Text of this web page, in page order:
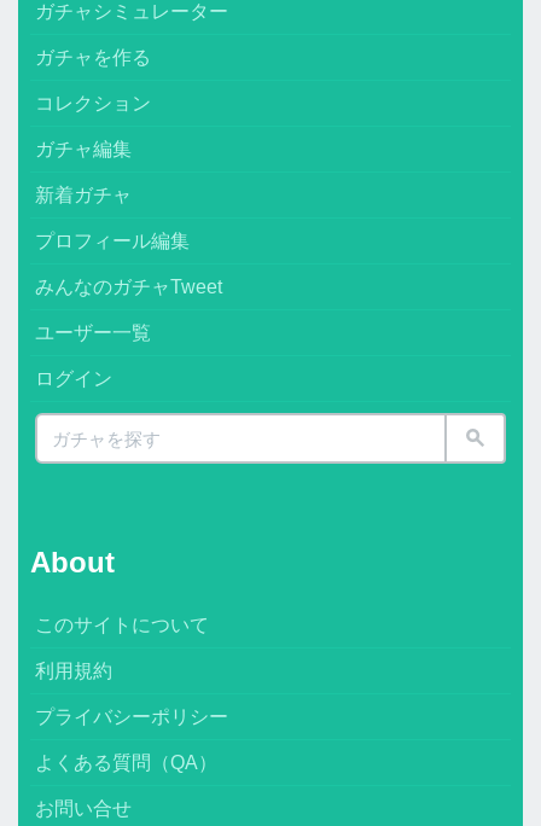
ガチャシミュレーター
ガチャを作る
コレクション
ガチャ編集
新着ガチャ
プロフィール編集
みんなのガチャTweet
ユーザー一覧
ログイン
About
このサイトについて
利用規約
プライバシーポリシー
よくある質問（QA）
お問い合せ